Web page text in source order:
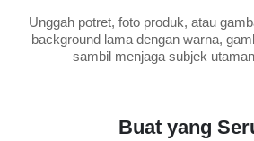
Unggah potret, foto produk, atau
background lama dengan warna,
sambil menjaga subjek
Buat yang